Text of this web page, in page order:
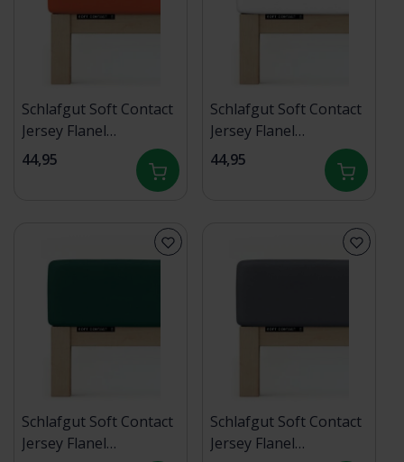
Schlafgut Soft Contact
Jersey Flanel
Hoeslaken L - 140x200
- 160x200 269 Red Mid
44,95
Schlafgut Soft Contact
Jersey Flanel
Hoeslaken L - 140x200
- 160x200 101 Full-
44,95
Schlafgut Soft Contact
Jersey Flanel
Schlafgut Soft Contact
Jersey Flanel